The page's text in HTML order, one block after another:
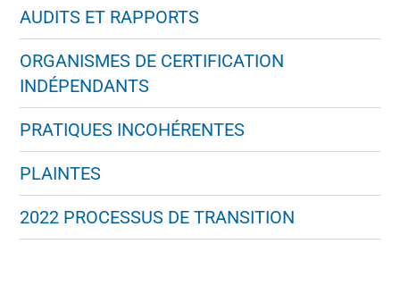
AUDITS ET RAPPORTS
ORGANISMES DE CERTIFICATION
INDÉPENDANTS
PRATIQUES INCOHÉRENTES
PLAINTES
2022 PROCESSUS DE TRANSITION